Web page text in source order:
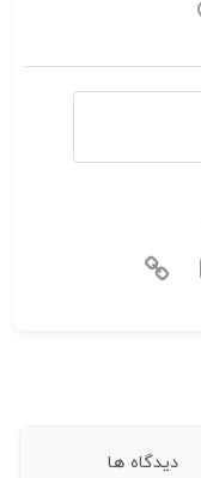
دیدگاه ها